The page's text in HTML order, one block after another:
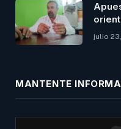
julio
MANTENTE